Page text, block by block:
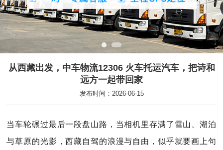
从西藏出发，中车物流12306 火车托运汽车，把诗和
远方一起带回家
发布时间：2026-06-15
当车轮碾过最后一段盘山路，当相机里存满了雪山、湖泊
与草原的光影，西藏自驾的浪漫与自由，似乎就要画上句